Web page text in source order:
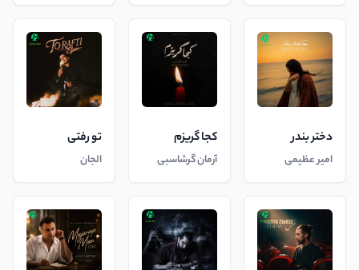
دختر بندر
امیر عظیمی
کجا گریزم
آرمان گرشاسبی
تو رفتی
الجان